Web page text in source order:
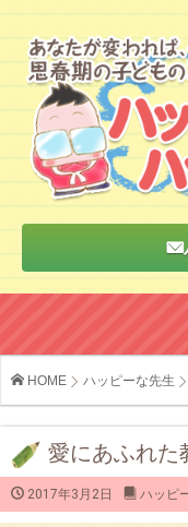
HOME ハッピーな先生
愛にあふれた
2017年3月2日 ハッピ